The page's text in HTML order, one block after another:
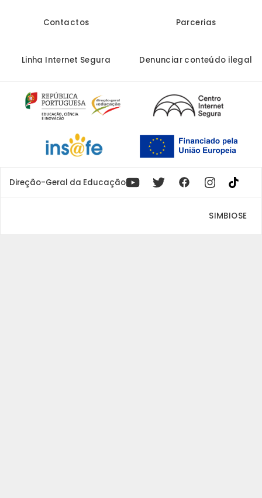
Contactos Parcerias
Linha Internet Segura Denunciar conteúdo ilegal
Direção-Geral da Educação
SIMBIOSE
Youtube
X
Facebook
Instagram